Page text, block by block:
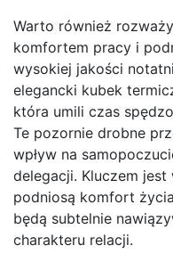
Warto również
komfortem pracy i
wysokiej jakości
elegancki kubek
która umili czas
Te pozornie drobne
wpływ na
delegacji. Kluczem
podniosą komfort
będą subtelnie
charakteru relacji.